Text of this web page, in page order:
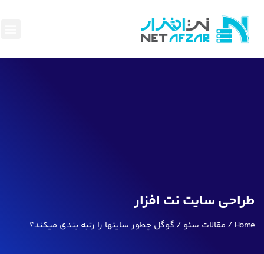
طراحی سایت نت افزار
Home مقالات سئو گوگل چطور سایتها را رتبه بندی میکند؟